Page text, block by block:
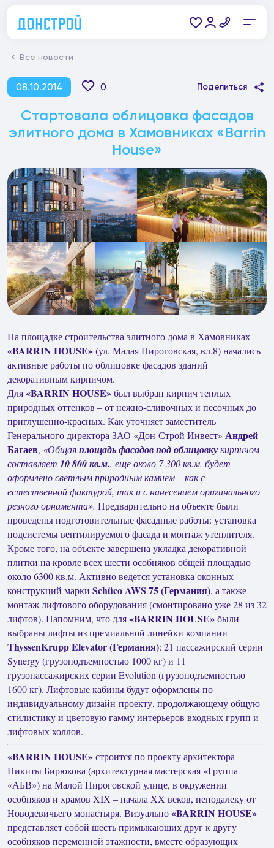
Все новости
08.10.2014 0 Поделиться
Стартовала облицовка фасадов
элитного дома в Хамовниках «Barrin
House»
На площадке строительства элитного дома в Хамовниках
«BARRIN HOUSE»(ул. Малая Пироговская, вл.8) начались
активные работы по облицовке фасадов зданий
декоративным кирпичом.
Для«BARRIN HOUSE»был выбран кирпич теплых
природных оттенков – от нежно-сливочных и песочных до
приглушенно-красных. Как уточняет заместитель
Генерального директора ЗАО «Дон-Строй Инвест» Андрей
Багаев, «Общаяплощадь фасадов под облицовкукирпичом
составляет 10 800 кв.м., еще около 7 300 кв.м. будет
оформлено светлым природным камнем – как с
естественной фактурой, так и с нанесением оригинального
резного орнамента». Предварительно на объекте были
проведены подготовительные фасадные работы: установка
подсистемы вентилируемого фасада и монтаж утеплителя.
Кроме того, на объекте завершена укладка декоративной
плитки на кровле всех шести особняков общей площадью
около 6300 кв.м. Активно ведется установка оконных
конструкций марки Schüco AWS 75 (Германия), а также
монтаж лифтового оборудования (смонтировано уже 28 из 32
лифтов). Напомним, что для«BARRIN HOUSE»были
выбраны лифты из премиальной линейки компании
ThyssenKrupp Elevator (Германия): 21 пассажирский серии
Synergy (грузоподъемностью 1000 кг) и 11
грузопассажирских серии Evolution (грузоподъемностью
1600 кг). Лифтовые кабины будут оформлены по
индивидуальному дизайн-проекту, продолжающему общую
стилистику и цветовую гамму интерьеров входных групп и
лифтовых холлов.
«BARRIN HOUSE»строится по проекту архитектора
Никиты Бирюкова (архитектурная мастерская «Группа
«АБВ») на Малой Пироговской улице, в окружении
особняков и храмов XIX – начала XX веков, неподалеку от
Новодевичьего монастыря. Визуально«BARRIN HOUSE»
представляет собой шесть примыкающих друг к другу
особняков переменной этажности, вместе образующих